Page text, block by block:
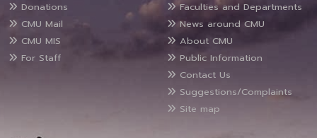
Donations
CMU Mail
CMU MIS
For Staff
Faculties and Departments
News around CMU
About CMU
Public Information
Contact Us
Suggestions/Complaints
Site map